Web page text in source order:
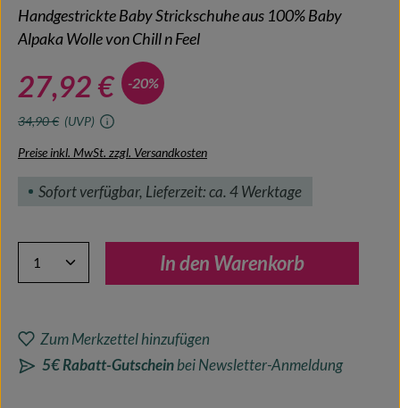
Handgestrickte Baby Strickschuhe aus 100% Baby
Alpaka Wolle von Chill n Feel
27,92 € -20%
34,90 € (UVP)
Preise inkl. MwSt. zzgl. Versandkosten
Sofort verfügbar, Lieferzeit: ca. 4 Werktage
Produkt Anzahl: Gib den gewünschten Wert ein oder
In den Warenkorb
Zum Merkzettel hinzufügen
5€ Rabatt-Gutscheinbei Newsletter-Anmeldung